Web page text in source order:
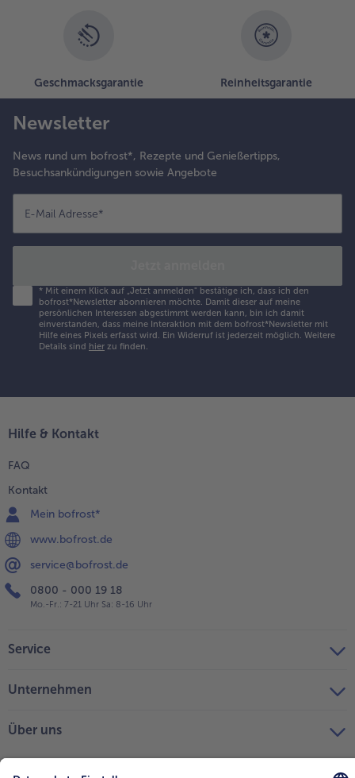
Geschmacksgarantie Reinheitsgarantie
Newsletter
News rund um bofrost*, Rezepte und Genießertipps,
Besuchsankündigungen sowie Angebote
E-Mail Adresse*
* Mit einem Klick auf „Jetzt anmelden" bestätige ich, dass ich den
bofrost*Newsletter abonnieren möchte. Damit dieser auf meine
persönlichen Interessen abgestimmt werden kann, bin ich damit
einverstanden, dass meine Interaktion mit dem bofrost*Newsletter mit
Hilfe eines Pixels erfasst wird. Ein Widerruf ist jederzeit möglich. Weitere
Details sind hier zu finden.
Hilfe & Kontakt
FAQ
Kontakt
Mein bofrost*
www.bofrost.de
service@bofrost.de
0800 - 000 19 18
Mo.-Fr.: 7-21 Uhr Sa: 8-16 Uhr
Service
Unternehmen
Über uns